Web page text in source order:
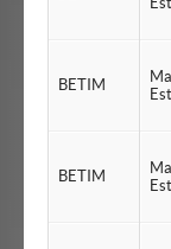
BETIM
BETIM